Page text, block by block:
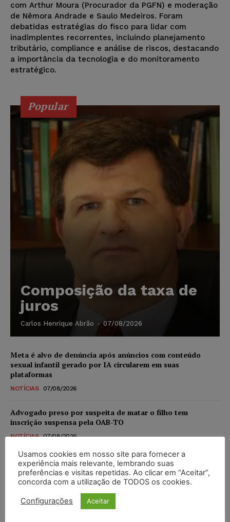
com Arthur Moura (Procurador da PGFN) e moderação
de Nêmora Andrade e Saulo Medeiros. Foram
debatidas estratégias do fisco para lidar com
inadimplentes recorrentes, incluindo planejamento
tributário, compliance e análise de riscos, destacando
a importância da tecnologia e do monitoramento
estratégico.
Popular
Composição da taxa de
juros
Carlos Henrique Abrão - 07/08/2026
Meta é alvo de denúncia após anúncios com conteúdo
sexual infantil gerado por IA circularem em suas
plataformas
NOTÍCIAS 07/08/2026
Advogado preso por suspeita de matar o filho tem
inscrição suspensa pela OAB-TO
NOTÍCIAS 07/08/2026
STF amplia isenção de IBS e CBS na compra de veículos
novos para pessoas com deficiência e autistas de todos os
níveis
07/08/2026
Usamos cookies em nosso site para fornecer a
experiência mais relevante, lembrando suas
preferências e visitas repetidas. Ao clicar em “Aceitar”,
concorda com a utilização de TODOS os cookies.
Configurações Aceitar